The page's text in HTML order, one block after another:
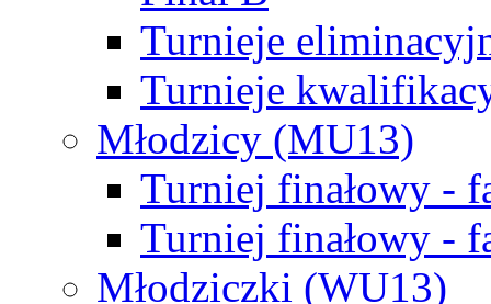
Turnieje
Turnieje
Młodzicy (MU13)
Turniej finałowy -
Turniej finałowy -
Młodziczki (WU13)